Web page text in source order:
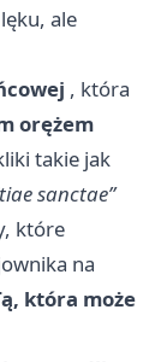
ale
, która
orężem
takie jak
sanctae”
które
na
która może